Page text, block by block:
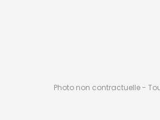
Photo non contractuelle -